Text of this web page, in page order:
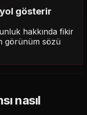
gösterir
hakkında fikir
görünüm sözü
nasıl